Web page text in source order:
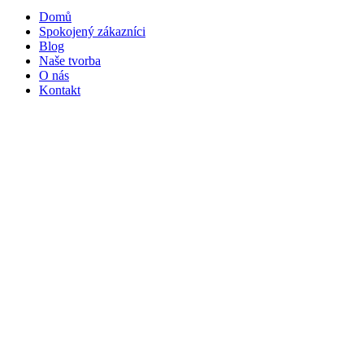
Domů
Spokojený zákazníci
Blog
Naše tvorba
O nás
Kontakt